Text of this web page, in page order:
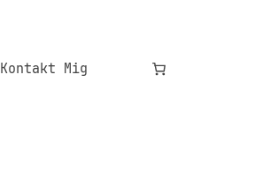
Kontakt Mig